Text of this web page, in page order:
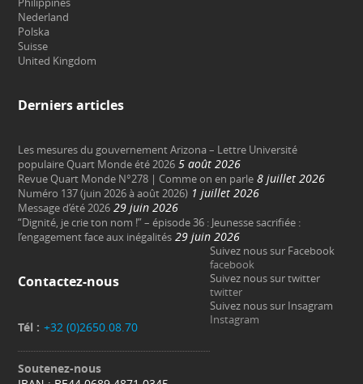
Nederland
Polska
Suisse
United Kingdom
Derniers articles
Les mesures du gouvernement Arizona – Lettre Université
populaire Quart Monde été 2026 5 août 2026
Revue Quart Monde N°278 | Comme on en parle 8 juillet 2026
Numéro 137 (juin 2026 à août 2026) 1 juillet 2026
Message d’été 2026 29 juin 2026
“Dignité, je crie ton nom !” – épisode 36 : Jeunesse sacrifiée :
l’engagement face aux inégalités 29 juin 2026
Contactez-nous
Tél : +32 (0)2650.08.70
Soutenez-nous
Suivez nous sur Facebook
facebook
Suivez nous sur twitter
twitter
Suivez nous sur Insagram
Instagram